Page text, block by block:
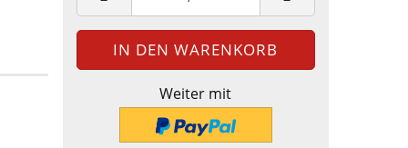
Weiter mit